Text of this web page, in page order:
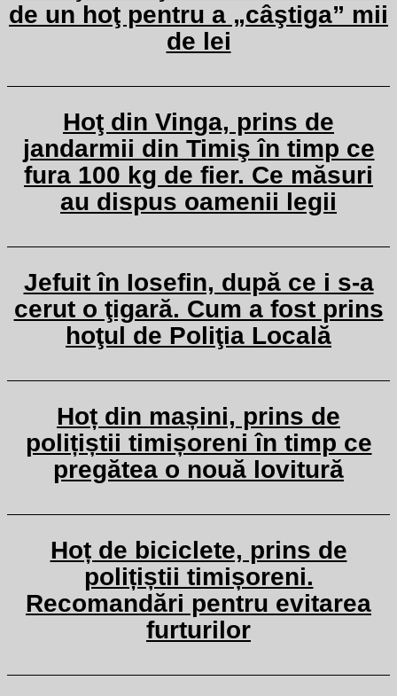
de un hoţ pentru a „câştiga” mii
de lei
Hoţ din Vinga, prins de
jandarmii din Timiş în timp ce
fura 100 kg de fier. Ce măsuri
au dispus oamenii legii
Jefuit în Iosefin, după ce i s-a
cerut o ţigară. Cum a fost prins
hoţul de Poliţia Locală
Hoț din mașini, prins de
polițiștii timișoreni în timp ce
pregătea o nouă lovitură
Hoț de biciclete, prins de
polițiștii timișoreni.
Recomandări pentru evitarea
furturilor